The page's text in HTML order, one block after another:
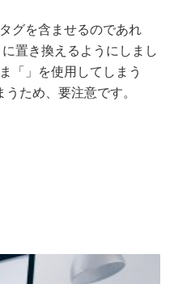
グを含ませるのであれ
置き換えるようにしまし
「」を使用してしまう
ため、要注意です。